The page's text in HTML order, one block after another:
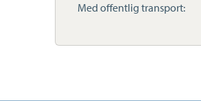
Med offentlig transport: